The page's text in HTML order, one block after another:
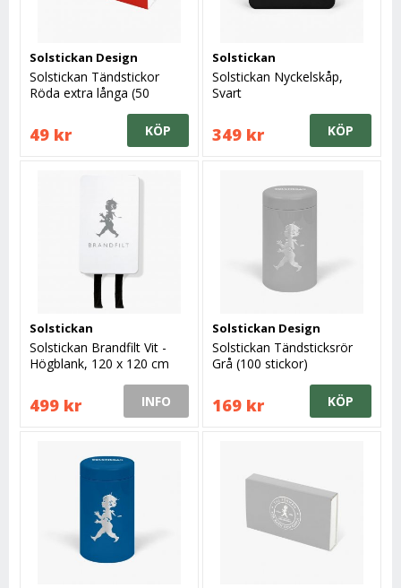
Solstickan Design
Solstickan Tändstickor
Röda extra långa (50
49 kr KÖP
Solstickan
Solstickan Nyckelskåp,
Svart
349 kr KÖP
Solstickan
Solstickan Brandfilt Vit -
Högblank, 120 x 120 cm
499 kr INFO
Solstickan Design
Solstickan Tändsticksrör
Grå (100 stickor)
169 kr KÖP